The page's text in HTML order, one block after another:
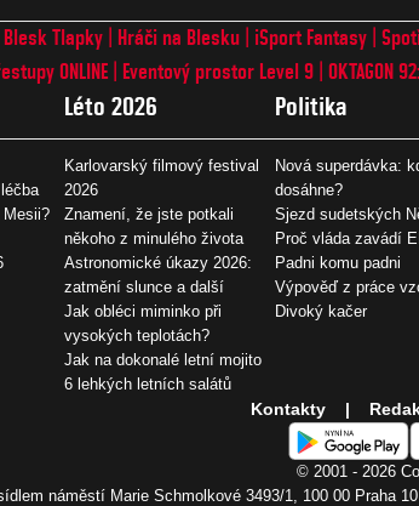
Blesk Tlapky Hráči na Blesku iSport Fantasy
ONLINE Eventový prostor Level 9 OKTAGON
Léto 2026
Karlovarský filmový festival
2026
Znamení, že jste potkali
někoho z minulého života
Astronomické úkazy 2026:
zatmění slunce a další
Jak obléci miminko při
vysokých teplotách?
Jak na dokonalé letní mojito
6 lehkých letních salátů
Politika
Nová superdávka:
dosáhne?
Sjezd sudetských
Proč vláda zavádí
Padni komu padni
Výpověď z práce
Divoký kačer
Kontakty
© 2001 - 2026
náměstí Marie Schmolkové 3493/1, 100 00 Praha